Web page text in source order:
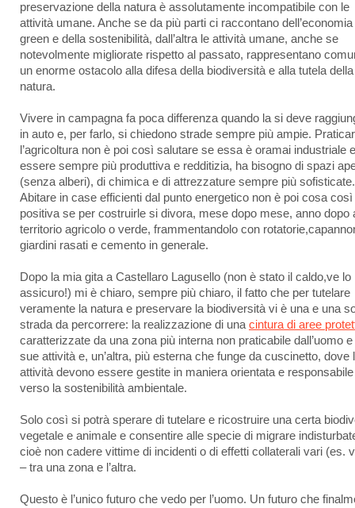
preservazione della natura è assolutamente incompatibile con le
attività umane. Anche se da più parti ci raccontano dell’economia
green e della sostenibilità, dall’altra le attività umane, anche se
notevolmente migliorate rispetto al passato, rappresentano
un enorme ostacolo alla difesa della biodiversità e alla tutela della
natura.
Vivere in campagna fa poca differenza quando la si deve
in auto e, per farlo, si chiedono strade sempre più ampie.
l’agricoltura non è poi così salutare se essa è oramai industriale
essere sempre più produttiva e redditizia, ha bisogno di spazi
(senza alberi), di chimica e di attrezzature sempre più sofisticate.
Abitare in case efficienti dal punto energetico non è poi cosa così
positiva se per costruirle si divora, mese dopo mese, anno dopo
territorio agricolo o verde, frammentandolo con
giardini rasati e cemento in generale.
Dopo la mia gita a Castellaro Lagusello (non è stato il caldo,ve lo
assicuro!) mi è chiaro, sempre più chiaro, il fatto che per tutelare
veramente la natura e preservare la biodiversità vi è una e una
strada da percorrere: la realizzazione di una cintura di aree
caratterizzate da una zona più interna non praticabile dall’uomo e
sue attività e, un’altra, più esterna che funge da cuscinetto, dove
attività devono essere gestite in maniera orientata e responsabile
verso la sostenibilità ambientale.
Solo così si potrà sperare di tutelare e ricostruire una certa
vegetale e animale e consentire alle specie di migrare
cioè non cadere vittime di incidenti o di effetti collaterali vari (es.
– tra una zona e l’altra.
Questo è l’unico futuro che vedo per l’uomo. Un futuro che